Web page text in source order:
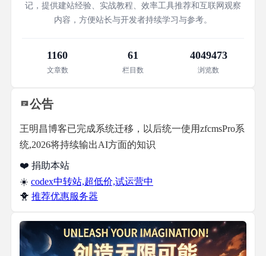
记，提供建站经验、实战教程、效率工具推荐和互联网观察
内容，方便站长与开发者持续学习与参考。
1160
文章数
61
栏目数
4049473
浏览数
公告
王明昌博客已完成系统迁移，以后统一使用zfcmsPro系
统,2026将持续输出AI方面的知识
❤️ 捐助本站
☀️ codex中转站,超低价,试运营中
🐥 推荐优惠服务器